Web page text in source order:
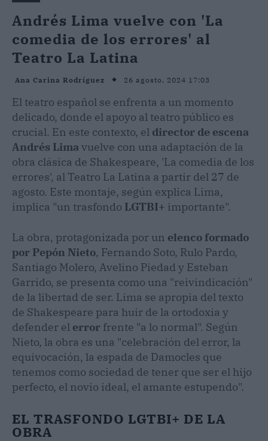
Andrés Lima vuelve con 'La
comedia de los errores' al
Teatro La Latina
Ana Carina Rodríguez 26 agosto, 2024 17:03
El teatro español se enfrenta a un momento
delicado, donde el apoyo al teatro público es
crucial. En este contexto, el director de escena
Andrés Lima vuelve con una adaptación de la
obra clásica de Shakespeare, 'La comedia de los
errores', al Teatro La Latina a partir del 27 de
agosto. Este montaje, según explica Lima,
implica "un trasfondo LGTBI+ importante".
La obra, protagonizada por un elenco formado
por Pepón Nieto, Fernando Soto, Rulo Pardo,
Santiago Molero, Avelino Piedad y Esteban
Garrido, se presenta como una "reivindicación"
de la libertad de ser. Lima se apropia del texto
de Shakespeare para huir de la ortodoxia y
defender el error frente "a lo normal". Según
Nieto, la obra es una "celebración del error, la
equivocación, la espada de Damocles que
tenemos como sociedad de tener que ser el hijo
perfecto, el novio ideal, el amante estupendo".
EL TRASFONDO LGTBI+ DE LA
OBRA